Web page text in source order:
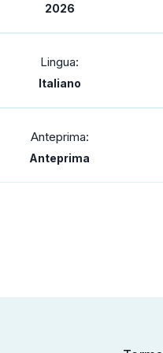
2026
Lingua:
Italiano
Anteprima:
Anteprima